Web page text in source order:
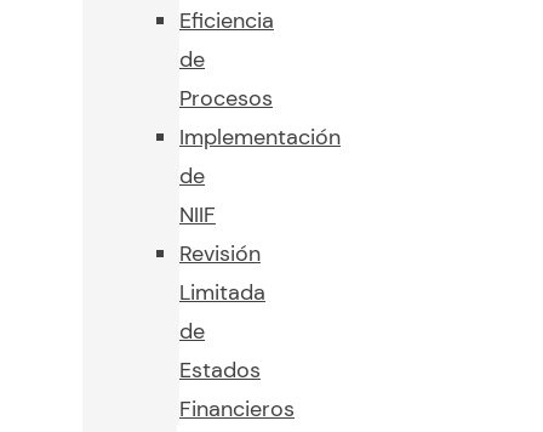
Eficiencia
de
Procesos
Implementación
de
NIIF
Revisión
Limitada
de
Estados
Financieros